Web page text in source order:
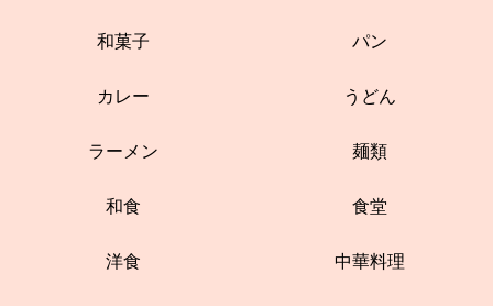
和菓子 パン
カレー うどん
ラーメン 麺類
和食 食堂
洋食 中華料理